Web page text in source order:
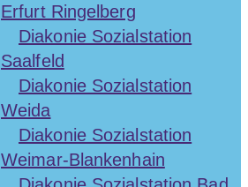
Erfurt Ringelberg
Diakonie Sozialstation
Saalfeld
Diakonie Sozialstation
Weida
Diakonie Sozialstation
Weimar-Blankenhain